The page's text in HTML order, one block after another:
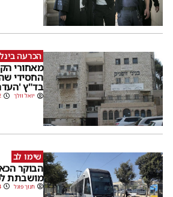
הכרעה
מאחורי
החסידי
בד"ץ
יואל וולך
שימו לב
הבוקר
מושבתת
חנוך פוגל